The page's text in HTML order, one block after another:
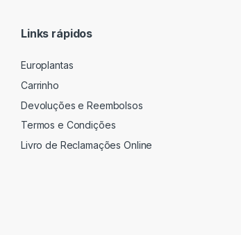
Links rápidos
Europlantas
Carrinho
Devoluções e Reembolsos
Termos e Condições
Livro de Reclamações Online